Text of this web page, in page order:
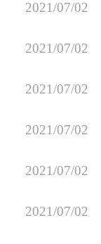
应用案例
产品知识
2021/07/02
2021/07/02
2021/07/02
2021/07/02
2021/07/02
2021/07/02